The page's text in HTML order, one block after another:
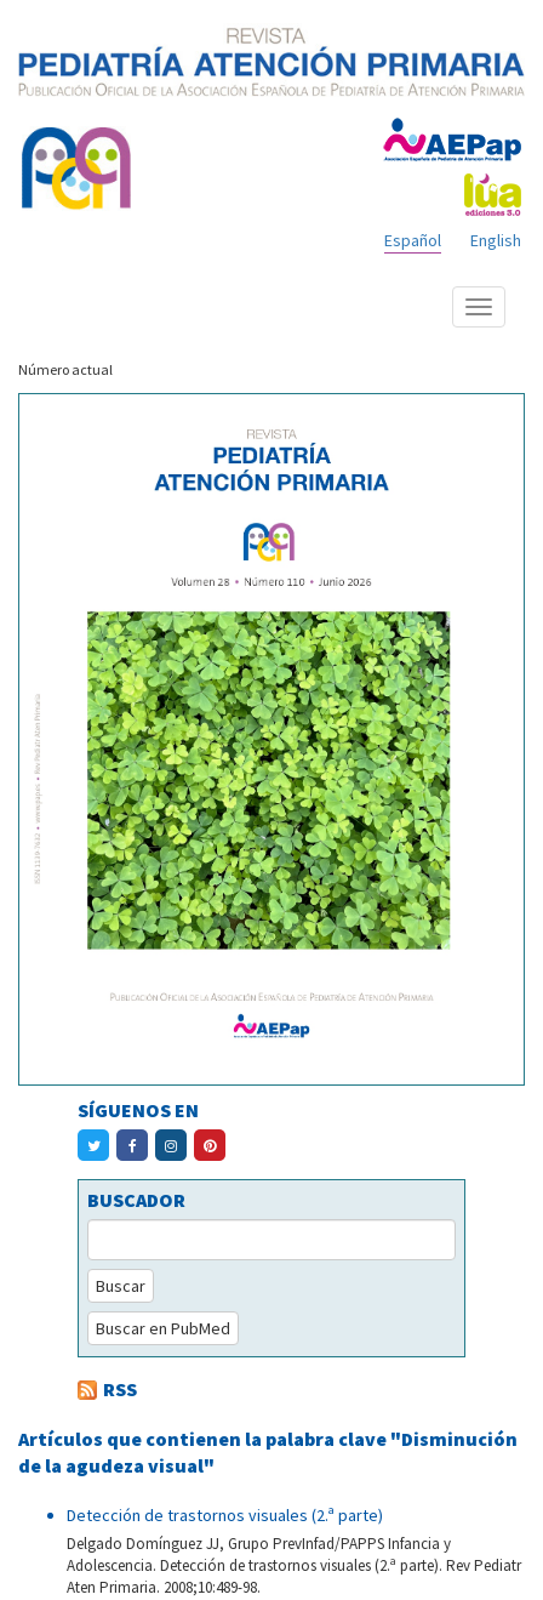
English
Español
Mostrar
menú
Número actual
SÍGUENOS EN
BUSCADOR
Buscar
Buscar en PubMed
RSS
Artículos que contienen la palabra clave "Disminución
de la agudeza visual"
Detección de trastornos visuales (2.ª parte)
Delgado Domínguez JJ, Grupo PrevInfad/PAPPS Infancia y
Adolescencia. Detección de trastornos visuales (2.ª parte). Rev Pediatr
Aten Primaria. 2008;10:489-98.